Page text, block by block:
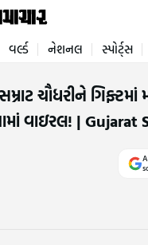
વર્લ્ડ નેશનલ સ્પોર્ટ્સ
ચૌધરીને
વાઇરલ! | Gujarat